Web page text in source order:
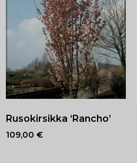
Rusokirsikka ‘Rancho’
109,00 €